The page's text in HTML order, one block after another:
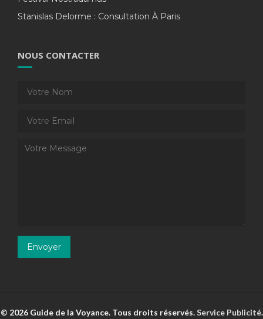
Stanislas Delorme : Consultation À Paris
NOUS CONTACTER
© 2026 Guide de la Voyance. Tous droits réservés.Service Publicité.